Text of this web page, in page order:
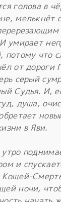
голова в
мелькнёт
умирает
потому что
от дороги
серый
Судья. И,
душа,
в Яви.
и
ночи,